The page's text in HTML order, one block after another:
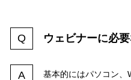
ウェビナーに必
基本的にはパソコン、